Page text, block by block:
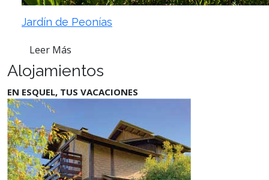
Jardín de Peonías
Leer Más
Alojamientos
EN ESQUEL, TUS VACACIONES